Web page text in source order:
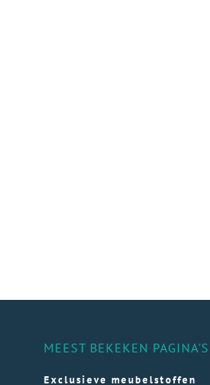
MEEST BEKEKEN PAGINA'S
Exclusieve meubelstoffen